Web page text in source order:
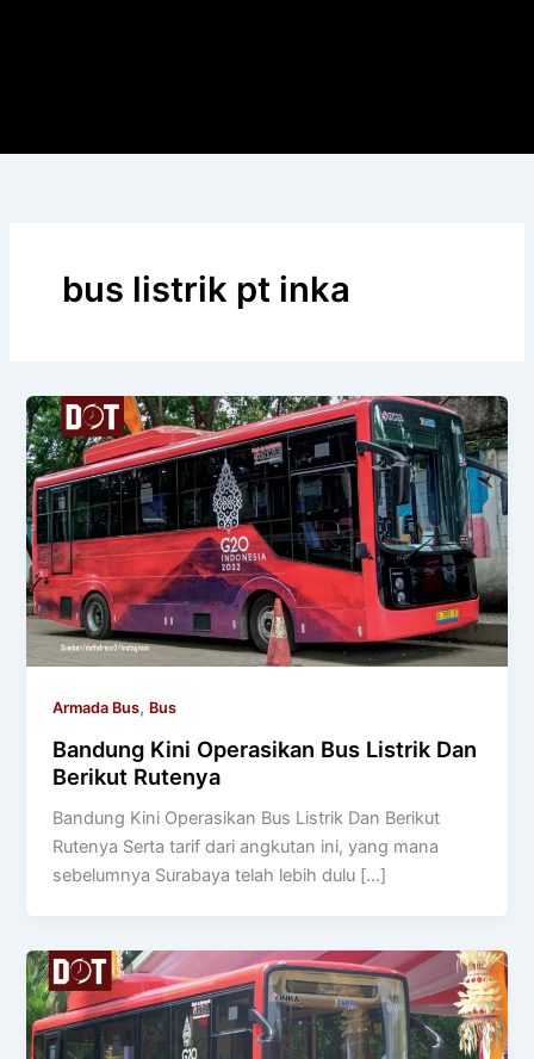
bus listrik pt inka
Armada Bus, Bus
Bandung Kini Operasikan Bus Listrik Dan
Berikut Rutenya
Bandung Kini Operasikan Bus Listrik Dan Berikut
Rutenya Serta tarif dari angkutan ini, yang mana
sebelumnya Surabaya telah lebih dulu […]